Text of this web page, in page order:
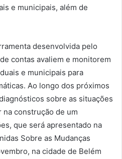
e municipais, além de
desenvolvida pelo
contas avaliem e monitorem
e municipais para
Ao longo dos próximos
sobre as situações
na construção de um
que será apresentado na
Sobre as Mudanças
na cidade de Belém